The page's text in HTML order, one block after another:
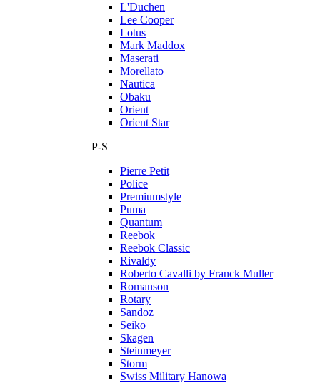
L'Duchen
Lee Cooper
Lotus
Mark Maddox
Maserati
Morellato
Nautica
Obaku
Orient
Orient Star
P-S
Pierre Petit
Police
Premiumstyle
Puma
Quantum
Reebok
Reebok Classic
Rivaldy
Roberto Cavalli by Franck Muller
Romanson
Rotary
Sandoz
Seiko
Skagen
Steinmeyer
Storm
Swiss Military Hanowa